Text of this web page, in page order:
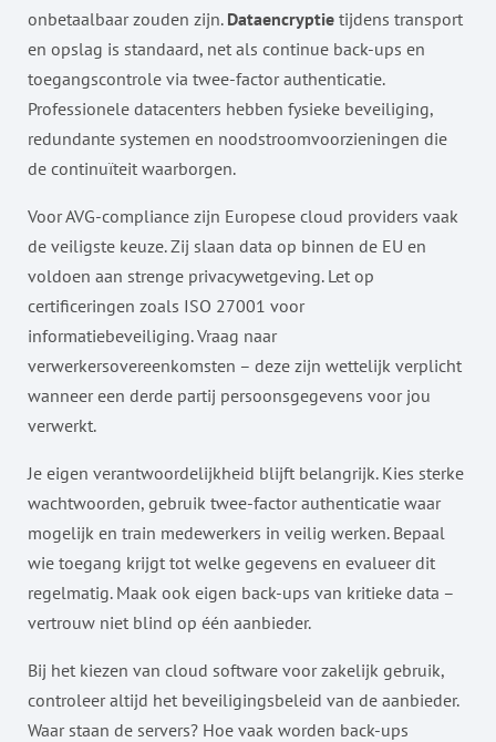
onbetaalbaar zouden zijn. Dataencryptie tijdens transport
en opslag is standaard, net als continue back-ups en
toegangscontrole via twee-factor authenticatie.
Professionele datacenters hebben fysieke beveiliging,
redundante systemen en noodstroomvoorzieningen die
de continuïteit waarborgen.
Voor AVG-compliance zijn Europese cloud providers vaak
de veiligste keuze. Zij slaan data op binnen de EU en
voldoen aan strenge privacywetgeving. Let op
certificeringen zoals ISO 27001 voor
informatiebeveiliging. Vraag naar
verwerkersovereenkomsten – deze zijn wettelijk verplicht
wanneer een derde partij persoonsgegevens voor jou
verwerkt.
Je eigen verantwoordelijkheid blijft belangrijk. Kies sterke
wachtwoorden, gebruik twee-factor authenticatie waar
mogelijk en train medewerkers in veilig werken. Bepaal
wie toegang krijgt tot welke gegevens en evalueer dit
regelmatig. Maak ook eigen back-ups van kritieke data –
vertrouw niet blind op één aanbieder.
Bij het kiezen van cloud software voor zakelijk gebruik,
controleer altijd het beveiligingsbeleid van de aanbieder.
Waar staan de servers? Hoe vaak worden back-ups